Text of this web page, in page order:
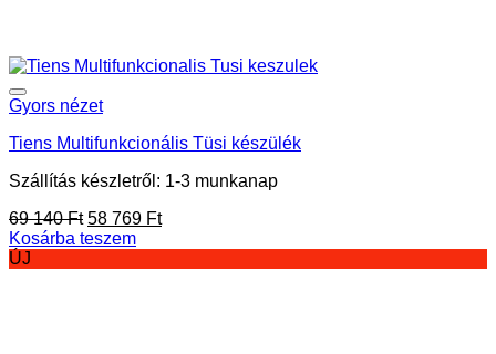
Gyors nézet
Tiens Multifunkcionális Tüsi készülék
Szállítás készletről: 1-3 munkanap
69 140Ft Original
price
58 769 FtCurrent
Kosárba teszem
ÚJ